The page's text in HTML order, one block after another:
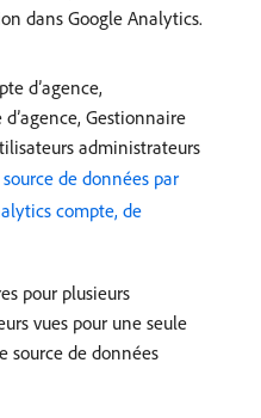
dans Google Analytics.
d’agence,
Gestionnaire
administrateurs
de données par
compte, de
pour plusieurs
vues pour une seule
source de données